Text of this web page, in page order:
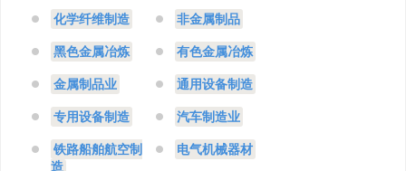
化学纤维制造 非金属制品
黑色金属冶炼 有色金属冶炼
金属制品业 通用设备制造
专用设备制造 汽车制造业
铁路船舶航空制 电气机械器材